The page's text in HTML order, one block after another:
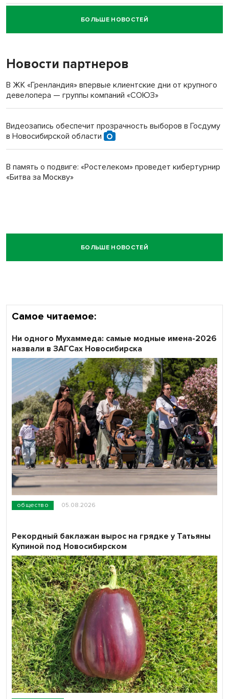
Новосибирский суд наказал водителя за смерть
пенсионерки на вокзале
БОЛЬШЕ НОВОСТЕЙ
Новости партнеров
В ЖК «Гренландия» впервые клиентские дни от крупного
девелопера — группы компаний «СОЮЗ»
Видеозапись обеспечит прозрачность выборов в Госдуму
в Новосибирской области
В память о подвиге: «Ростелеком» проведет кибертурнир
«Битва за Москву»
БОЛЬШЕ НОВОСТЕЙ
Самое читаемое:
общество 05.08.2026
Ни одного Мухаммеда: самые модные имена-2026
назвали в ЗАГСах Новосибирска
Рекордный баклажан вырос на грядке у Татьяны
Купиной под Новосибирском